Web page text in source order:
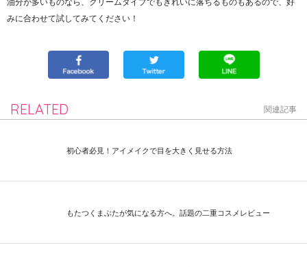
みに合わせて試してみてください！
RELATED 関連記事
初心者必見！アイメイクで目を大きく見せる方法
もたつくまぶたが気になる方へ。話題の二重コスメレビュー